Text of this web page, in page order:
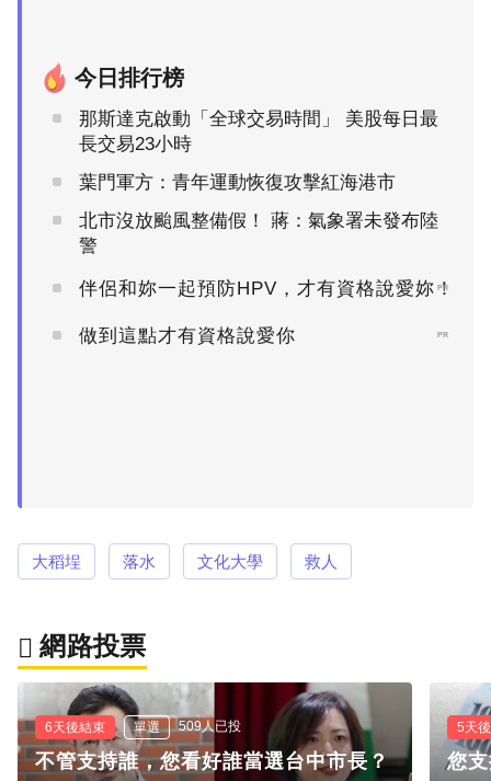
今日排行榜
那斯達克啟動「全球交易時間」 美股每日最
長交易23小時
葉門軍方：青年運動恢復攻擊紅海港市
北市沒放颱風整備假！ 蔣：氣象署未發布陸
警
伴侶和妳一起預防HPV，才有資格說愛妳！
PR
做到這點才有資格說愛你 PR
大稻埕 落水 文化大學 救人
網路投票
6天後結束 單選 509人已投
不管支持誰，您看好誰當選台中市長？
5天
您